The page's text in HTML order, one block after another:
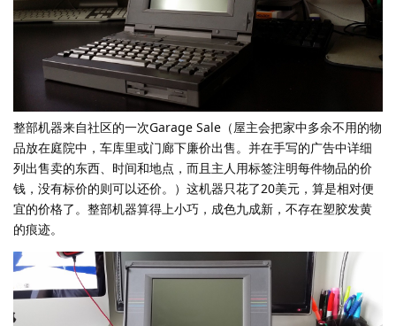
整部机器来自社区的一次Garage Sale（屋主会把家中多余不用的物
品放在庭院中，车库里或门廊下廉价出售。并在手写的广告中详细
列出售卖的东西、时间和地点，而且主人用标签注明每件物品的价
钱，没有标价的则可以还价。）这机器只花了20美元，算是相对便
宜的价格了。整部机器算得上小巧，成色九成新，不存在塑胶发黄
的痕迹。